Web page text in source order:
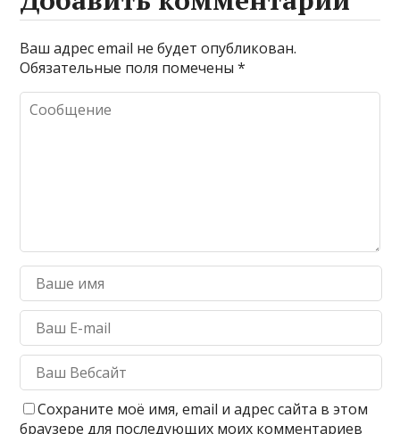
Ваш адрес email не будет опубликован.
Обязательные поля помечены*
Сохраните моё имя, email и адрес сайта в этом
браузере для последующих моих комментариев